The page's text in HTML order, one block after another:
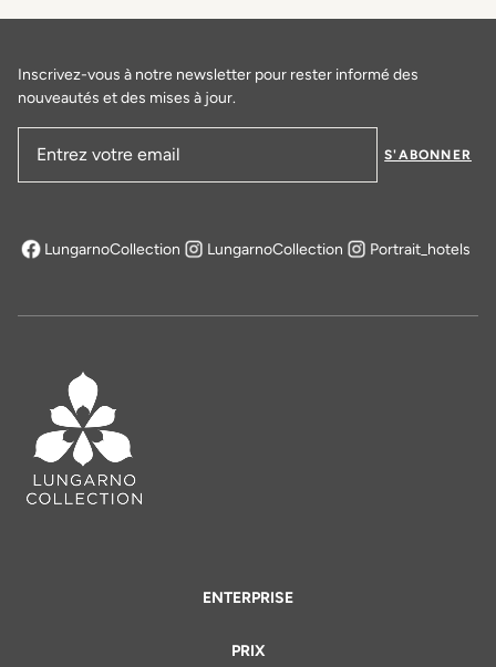
ENTERPRISE
PRIX
Inscrivez-vous à notre newsletter pour rester informé des
nouveautés et des mises à jour.
S'ABONNER
LungarnoCollection
s'ouvre dans un nouvel onglet
LungarnoCollection Portrait_hotels